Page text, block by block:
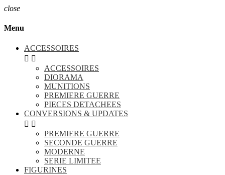
close
Menu
ACCESSOIRES
 
ACCESSOIRES
DIORAMA
MUNITIONS
PREMIERE GUERRE
PIECES DETACHEES
CONVERSIONS & UPDATES
 
PREMIERE GUERRE
SECONDE GUERRE
MODERNE
SERIE LIMITEE
FIGURINES